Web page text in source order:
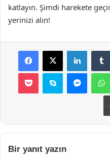
katlayın. Şimdi harekete
yerinizi alın!
Facebook
X
Pocket Skype
Bir yanıt yazın